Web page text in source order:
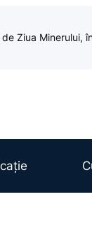
Ziua Minerului,